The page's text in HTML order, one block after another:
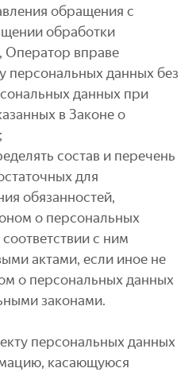
обращения с
обработки
Оператор вправе
персональных данных без
данных при
в Законе о
состав и перечень
для
обязанностей,
о персональных
с ним
актами, если иное не
о персональных данных
законами.
персональных данных
касающуюся